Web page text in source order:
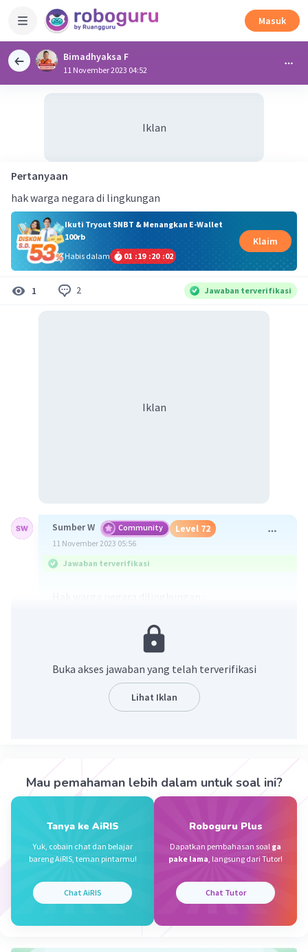
Masuk
Bimadhyaksa F
11 November 2023 04:52
Iklan
Pertanyaan
hak warga negara di lingkungan
Ikuti Tryout SNBT & Menangkan E-Wallet
100rb
Habis dalam
01 :19 :20 :01
Klaim
1 2 Jawaban terverifikasi
Iklan
Sumber W Community Level 72
11 November 2023 05:56
Jawaban terverifikasi
2. Mendapat lingkungan yang bersih
3. Mendapat lingkungan yang aman
4. Mendapat lingkungan yang damai
5. Mendapat pasokan serta aliran listrik dan air
dari pemerintah
6. Mendapat akses pelayanan masyarakat
9. Berhak dihargai dan dihormati
10. Berhak menggunakan berbagai fasilitas
Beri Rating·0.0(0 Balas
Abrar A Level 35
11 November 2023 06:37
Jawaban terverifikasi
Buka akses jawaban yang telah terverifikasi
Lihat Iklan
Mau pemahaman lebih dalam untuk soal ini?
Tanya ke AiRIS
Yuk, cobain chat dan belajar
bareng AiRIS, teman pintarmu!
Chat AiRIS
Roboguru Plus
Dapatkan pembahasan soal ga
pake lama, langsung dari Tutor!
Chat Tutor